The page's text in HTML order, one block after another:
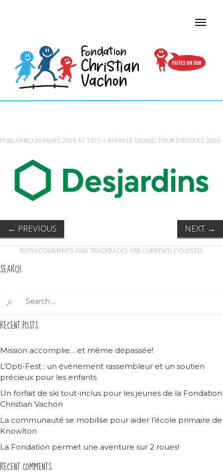
PUBLISHED 26 MARS 2025AT 1373 × 419 IN LE GRAND TOUR D’ÉCOLES 2026
← PREVIOUS NEXT →
BOTH COMMENTS AND TRACKBACKS ARE CURRENTLY CLOSED.
SEARCH
for:
RECENT POSTS
Mission accomplie… et même dépassée!
L’Opti-Fest : un événement rassembleur et un soutien
précieux pour les enfants
Un forfait de ski tout-inclus pour les jeunes de la Fondation
Christian Vachon
La communauté se mobilise pour aider l’école primaire de
Knowlton
La Fondation permet une aventure sur 2 roues!
RECENT COMMENTS